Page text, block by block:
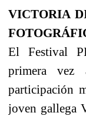
VICTORIA
El Festival
primera
participación
joven gallega